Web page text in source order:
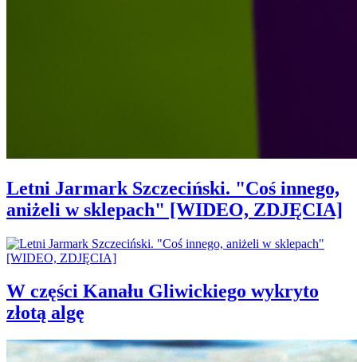
Letni Jarmark Szczeciński. "Coś innego,
aniżeli w sklepach" [WIDEO, ZDJĘCIA]
W części Kanału Gliwickiego wykryto
złotą algę